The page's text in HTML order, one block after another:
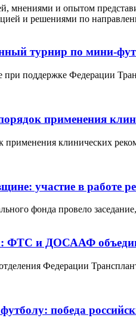
мнениями и опытом
и решениями по
турнир по мини-
при поддержке Федерации
применения
клинических
участие в работе
фонда провело
ФТС и ДОСААФ
отделения Федерации
победа